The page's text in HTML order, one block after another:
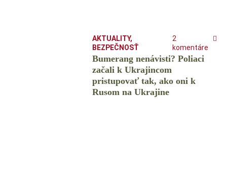
AKTUALITY,
BEZPEČNOSŤ
2
komentáre
Bumerang nenávisti? Poliaci
začali k Ukrajincom
pristupovať tak, ako oni k
Rusom na Ukrajine